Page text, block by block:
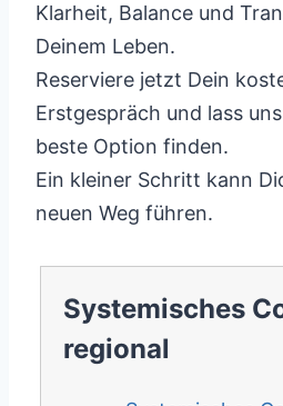
Klarheit, Balance und
Deinem Leben.
Reserviere jetzt Dein
Erstgespräch und lass
beste Option finden.
Ein kleiner Schritt kann
neuen Weg führen.
Systemisches
regional